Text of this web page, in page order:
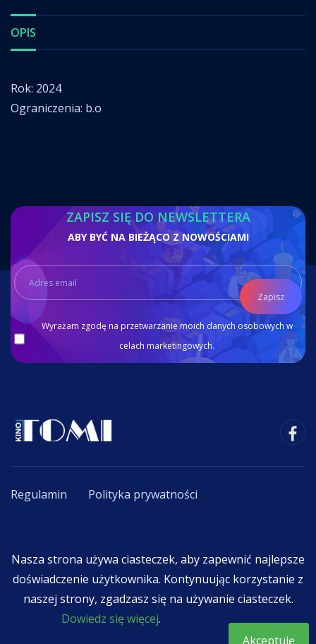
Nasza strona używa ciasteczek, aby zapewnić najlepsze
doświadczenie użytkownika. Kontynuując korzystanie z
naszej strony, zgadzasz się na używanie ciasteczek.
Dowiedz się więcej.
Akceptuję
OPIS
Rok: 2024
Ograniczenia: b.o
ZAPISZ SIĘ DO NEWSLETTERA
ABY BYĆ NA BIEŻĄCO Z NOWOŚCIAMI
Zapisz
Wyrażam zgodę na przetwarzanie moich danych osobowych w
celach marketingowych.
Regulamin Polityka prywatności
F.K.R. TOMI Tomasz Chmielewski .